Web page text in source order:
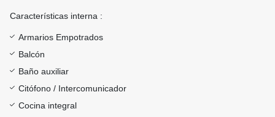
Características interna :
Armarios Empotrados
Balcón
Baño auxiliar
Citófono / Intercomunicador
Cocina integral